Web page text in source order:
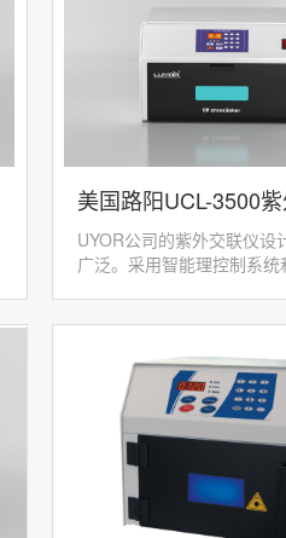
美国路阳UCL-3500
UYOR公司的紫外交联仪设
广泛。采用智能理控制系统